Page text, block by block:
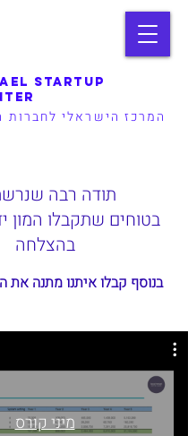
Startup
המרכז הישראלי לחברות
מיני קורס
תודה רבה
בטוחים שתקבלו המון
בהצלחה
בנוסף קבלו איתנו מתנה את